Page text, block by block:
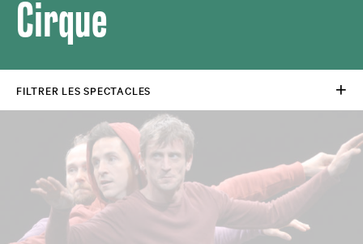
Cirque
FILTRER LES SPECTACLES